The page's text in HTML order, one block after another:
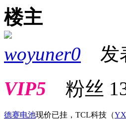
楼主
woyuner0 发
VIP5 粉丝
德赛电池现价已挂，TCL科技 （